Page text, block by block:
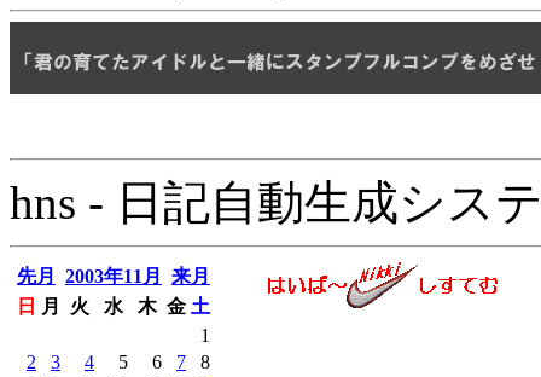
hns - 日記自動生成シス
先月 2003年11月
来月
日
月 火 水 木 金 土
1
2
3 4 5 6 7
8